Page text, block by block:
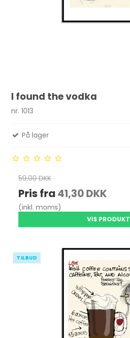
I found the vodka
nr. 1013
På lager
59,00 DKK
Pris fra 41,30 DKK
(inkl. moms)
VIS PRODUKT
TILBUD